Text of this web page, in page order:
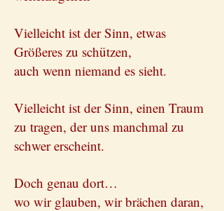
Vielleicht ist der Sinn, etwas
Größeres zu schützen,
auch wenn niemand es sieht.
Vielleicht ist der Sinn, einen Traum
zu tragen, der uns manchmal zu
schwer erscheint.
Doch genau dort…
wo wir glauben, wir brächen daran,